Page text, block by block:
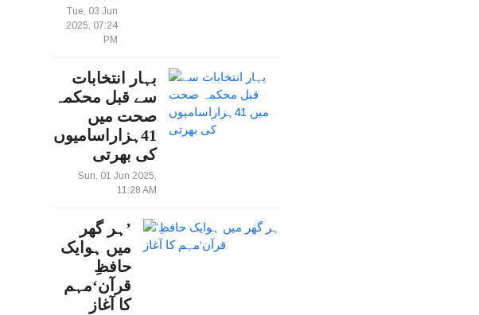
Tue, 03 Jun
2025, 07:24
PM
بہار انتخابات
سے قبل محکمہ
صحت میں
41ہزاراسامیوں
کی بھرتی
Sun, 01 Jun 2025,
11:28 AM
’ہر گھر
میں ہوایک
حافظِ
قرآن‘مہم
کا آغاز